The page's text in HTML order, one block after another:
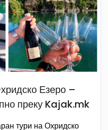
Езеро –
преку Kajak.mk
тури на Охридско